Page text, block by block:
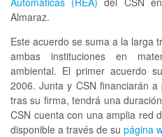
Almaraz.
Este acuerdo se suma a la larga
ambas instituciones en
ambiental. El primer acuerdo
2006. Junta y CSN financiarán
tras su firma, tendrá una
CSN cuenta con una amplia red
disponible a través de su página